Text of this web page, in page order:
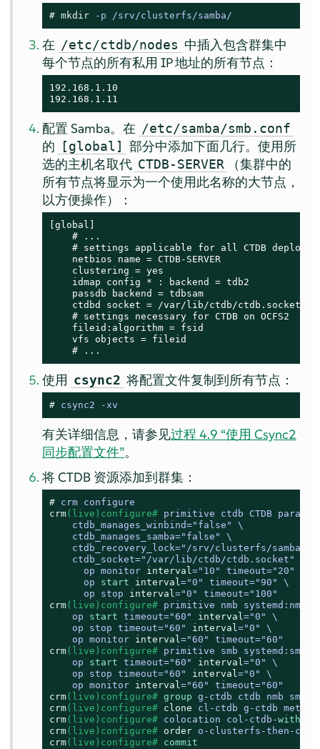
# mkdir -p /srv/clusterfs/samba/
在 /etc/ctdb/nodes 中插入包含群集中
每个节点的所有私用 IP 地址的所有节点：
192.168.1.10
192.168.1.11
配置 Samba。在 /etc/samba/smb.conf
的 [global]
部分中添加下面几行。使用所
选的主机名取代 CTDB-SERVER
（集群中的
所有节点将显示为一个使用此名称的大节点，
以方便操作）：
[global]
    # ...
# settings applicable for all CTDB
    netbios name = CTDB-SERVER
    clustering = yes
    idmap config * : backend = tdb2
    passdb backend = tdbsam
    ctdbd socket = /var/lib/ctdb/ctdb.socket
    # settings necessary for CTDB on OCFS2
    fileid:algorithm = fsid
    vfs objects = fileid
    # ...
使用 csync2 将配置文件复制到所有节点：
# csync2 -xv
有关详细信息，请参见过程 4.9 “使用 Csync2
同步配置文件”。
将 CTDB 资源添加到群集：
# crm configure
crm(live)configure# primitive ctdb CTDB params
    ctdb_manages_winbind
="false" \
    ctdb_manages_samba
="false" \
    ctdb_recovery_lock
="/srv/clusterfs/samba/
    ctdb_socket
="/var/lib/ctdb/ctdb.socket" \
      op monitor
interval="10" timeout="20" \
      op
start interval="0" timeout="90" \
      op stop
interval="0" timeout="100"
crm(live)configure# primitive nmb systemd:nmb \
    op
start timeout="60" interval="0" \
    op stop timeout
="60" interval="0" \
    op monitor
interval="60" timeout="60"
crm(live)configure# primitive smb systemd:smb \
    op
start timeout="60" interval="0" \
    op stop timeout
="60" interval="0" \
    op monitor
interval="60" timeout="60"
crm(live)configure# group g-ctdb ctdb nmb smb
crm(live)configure# clone cl-ctdb g-ctdb meta
crm(live)configure# colocation col-ctdb-with
crm(live)configure# order o-clusterfs-then-
crm(live)configure# commit